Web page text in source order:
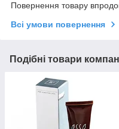
Повернення товару
Всі умови повернення
Подібні товари